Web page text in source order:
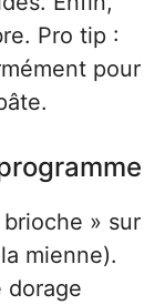
Pro tip :
pour
» sur
mienne).
dorage